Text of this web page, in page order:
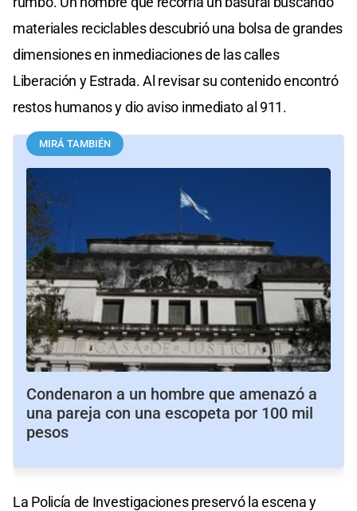
materiales reciclables descubrió una bolsa de grandes
dimensiones en inmediaciones de las calles
Liberación y Estrada. Al revisar su contenido encontró
restos humanos y dio aviso inmediato al 911.
MIRÁ TAMBIÉN
Condenaron a un hombre que amenazó a
una pareja con una escopeta por 100 mil
pesos
La Policía de Investigaciones preservó la escena y